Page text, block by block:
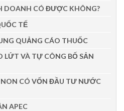
DOANH CÓ ĐƯỢC KHÔNG?
TẾ
QUẢNG CÁO THUỐC
LỨT VÀ TỰ CÔNG BỐ SẢN
CÓ VỐN ĐẦU TƯ NƯỚC
APEC